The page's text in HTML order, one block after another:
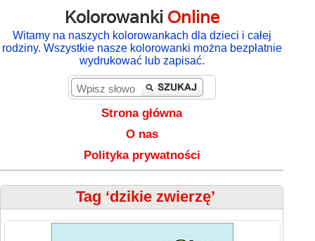
Kolorowanki Online
Witamy na naszych kolorowankach dla dzieci i całej
rodziny. Wszystkie nasze kolorowanki można bezpłatnie
wydrukować lub zapisać.
Strona główna
O nas
Polityka prywatności
Tag ‘dzikie zwierzę’